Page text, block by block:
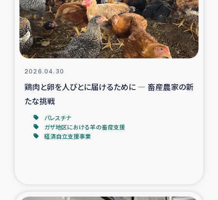
復興支援事業
民際教育事業
ガザ人道支援
令和6年能登半島地震 緊急支援
タイ国境ミャンマー移民子ども支援
2026.04.30
鶏肉と卵を人びとに届けるために ― 畜産農家の新
たな挑戦
パレスチナ
ガザ地区における羊の畜産支援
経済自立支援事業